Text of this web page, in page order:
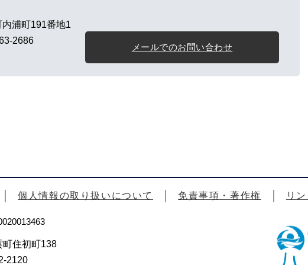
浦町191番地1
2686
メールでのお問い合わせ
個人情報の取り扱いについて 免責事項・著作権 リ
住初町138
2120